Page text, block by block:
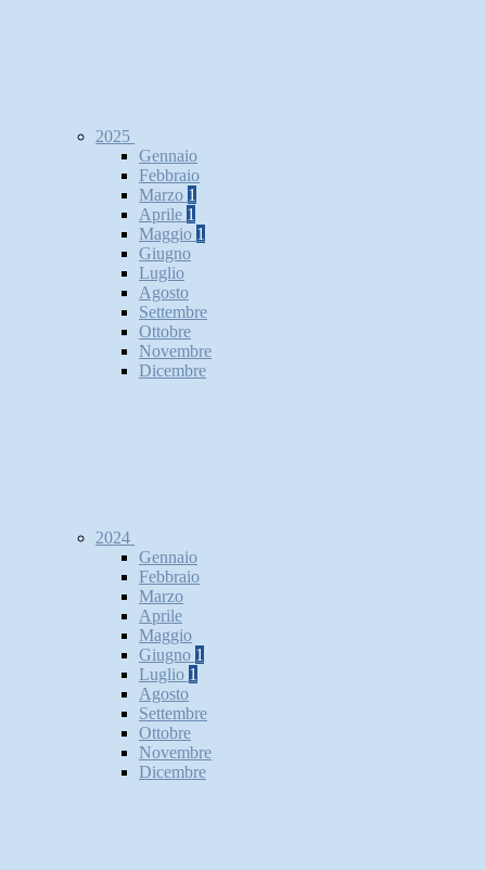
2025
Gennaio
Febbraio
Marzo 1
Aprile 1
Maggio 1
Giugno
Luglio
Agosto
Settembre
Ottobre
Novembre
Dicembre
2024
Gennaio
Febbraio
Marzo
Aprile
Maggio
Giugno 1
Luglio 1
Agosto
Settembre
Ottobre
Novembre
Dicembre